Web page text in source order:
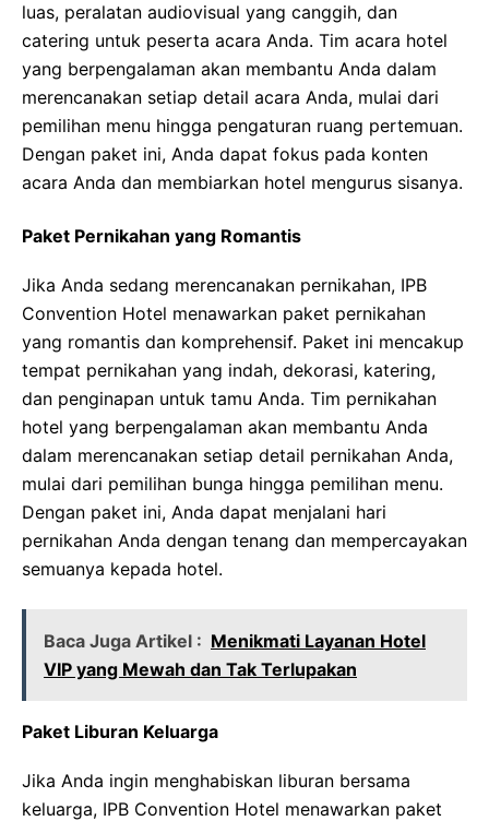
luas, peralatan audiovisual yang canggih, dan
catering untuk peserta acara Anda. Tim acara hotel
yang berpengalaman akan membantu Anda dalam
merencanakan setiap detail acara Anda, mulai dari
pemilihan menu hingga pengaturan ruang pertemuan.
Dengan paket ini, Anda dapat fokus pada konten
acara Anda dan membiarkan hotel mengurus sisanya.
Paket Pernikahan yang Romantis
Jika Anda sedang merencanakan pernikahan, IPB
Convention Hotel menawarkan paket pernikahan
yang romantis dan komprehensif. Paket ini mencakup
tempat pernikahan yang indah, dekorasi, katering,
dan penginapan untuk tamu Anda. Tim pernikahan
hotel yang berpengalaman akan membantu Anda
dalam merencanakan setiap detail pernikahan Anda,
mulai dari pemilihan bunga hingga pemilihan menu.
Dengan paket ini, Anda dapat menjalani hari
pernikahan Anda dengan tenang dan mempercayakan
semuanya kepada hotel.
Baca Juga Artikel : Menikmati Layanan Hotel
VIP yang Mewah dan Tak Terlupakan
Paket Liburan Keluarga
Jika Anda ingin menghabiskan liburan bersama
keluarga, IPB Convention Hotel menawarkan paket